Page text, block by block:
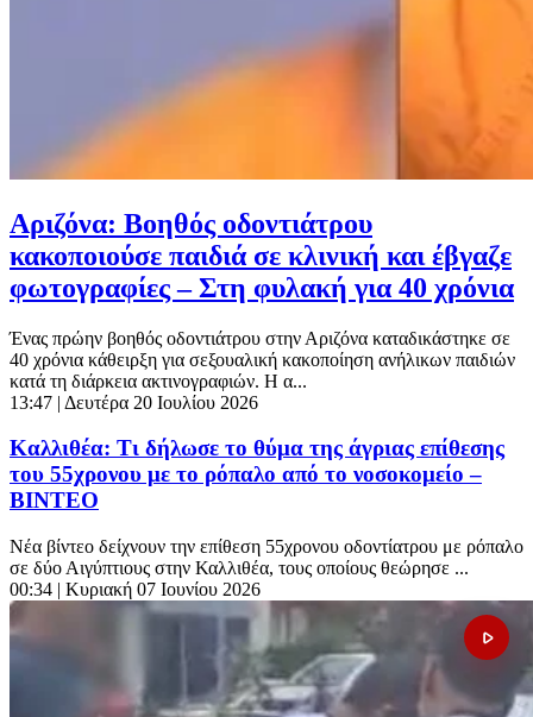
Αριζόνα: Βοηθός οδοντιάτρου
κακοποιούσε παιδιά σε κλινική και έβγαζε
φωτογραφίες – Στη φυλακή για 40 χρόνια
Ένας πρώην βοηθός οδοντιάτρου στην Αριζόνα καταδικάστηκε σε
40 χρόνια κάθειρξη για σεξουαλική κακοποίηση ανήλικων παιδιών
κατά τη διάρκεια ακτινογραφιών. Η α...
13:47 | Δευτέρα 20 Ιουλίου 2026
Καλλιθέα: Τι δήλωσε το θύμα της άγριας επίθεσης
του 55χρονου με το ρόπαλο από το νοσοκομείο –
ΒΙΝΤΕΟ
Νέα βίντεο δείχνουν την επίθεση 55χρονου οδοντίατρου με ρόπαλο
σε δύο Αιγύπτιους στην Καλλιθέα, τους οποίους θεώρησε ...
00:34 | Κυριακή 07 Ιουνίου 2026